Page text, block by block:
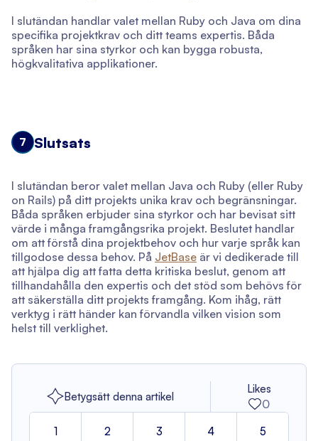
I slutändan handlar valet mellan Ruby och Java om dina
specifika projektkrav och ditt teams expertis. Båda
språken har sina styrkor och kan bygga robusta,
högkvalitativa applikationer.
7 Slutsats
I slutändan beror valet mellan Java och Ruby (eller Ruby
on Rails) på ditt projekts unika krav och begränsningar.
Båda språken erbjuder sina styrkor och har bevisat sitt
värde i många framgångsrika projekt. Beslutet handlar
om att förstå dina projektbehov och hur varje språk kan
tillgodose dessa behov. På JetBase är vi dedikerade till
att hjälpa dig att fatta detta kritiska beslut, genom att
tillhandahålla den expertis och det stöd som behövs för
att säkerställa ditt projekts framgång. Kom ihåg, rätt
verktyg i rätt händer kan förvandla vilken vision som
helst till verklighet.
Betygsätt denna artikel
Likes
0
1 2 3 4 5